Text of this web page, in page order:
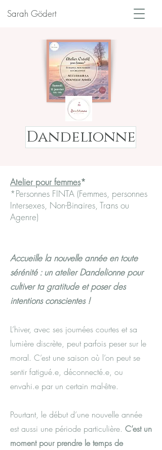
Sarah Gödert
Dandelionne
Atelier pour femmes*
*Personnes FINTA (Femmes, personnes
Intersexes, Non-Binaires, Trans ou
Agenre)
Accueille la nouvelle année en toute
sérénité : un atelier Dandelionne pour
cultiver ta gratitude et poser des
intentions conscientes !
L’hiver, avec ses journées courtes et sa
lumière discrète, peut parfois peser sur le
moral. C’est une saison où l’on peut se
sentir fatigué.e, déconnecté.e, ou
envahi.e par un certain mal-être.
Pourtant, le début d’une nouvelle année
est aussi une période particulière. C’est un
moment pour prendre le temps de